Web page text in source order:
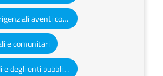
Determinazioni dirigenziali aventi contenuto di interesse generale
e comunitari
Atti degli enti locali e degli enti pubblici e privati